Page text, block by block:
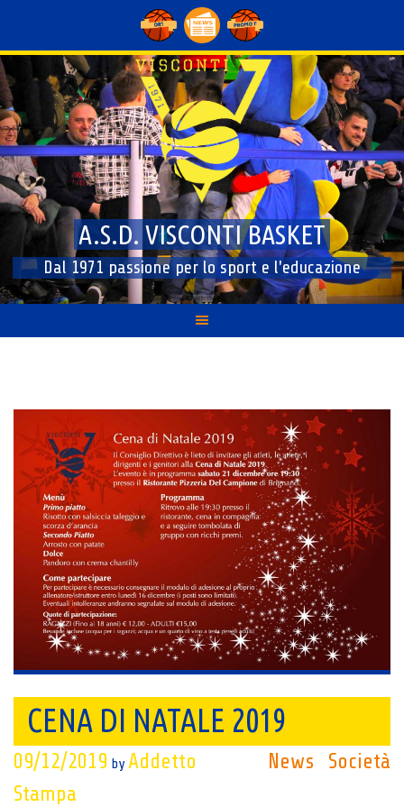
content
A.S.D. VISCONTI BASKET
Dal 1971 passione per lo sport e l'educazione
CENA DI NATALE 2019
News Società
09/12/2019 by Addetto
Stampa